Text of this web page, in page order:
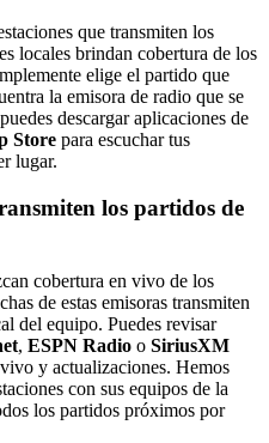
que transmiten los
locales brindan cobertura de los
elige el partido que
la emisora de radio que se
descargar aplicaciones de
Store para escuchar tus
lugar.
los partidos de
cobertura en vivo de los
de estas emisoras transmiten
del equipo. Puedes revisar
, ESPN Radio o SiriusXM
y actualizaciones. Hemos
con sus equipos de la
los partidos próximos por